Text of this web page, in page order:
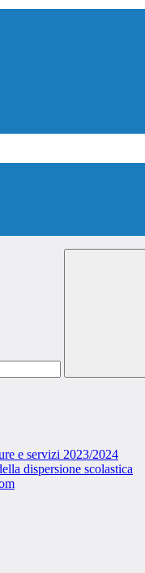
e servizi 2023/2024
dispersione scolastica